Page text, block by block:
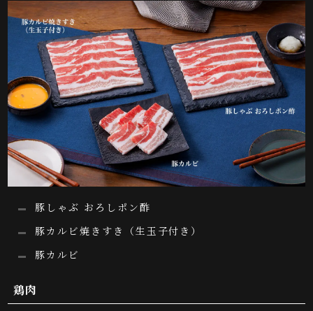
豚しゃぶ おろしポン酢
豚カルビ焼きすき（生玉子付き）
豚カルビ
鶏肉